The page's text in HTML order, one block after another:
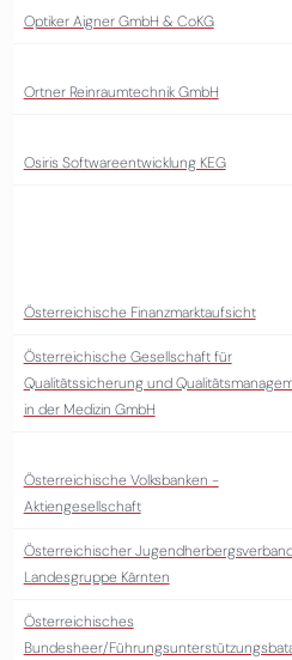
Optiker Aigner GmbH & CoKG
Ortner Reinraumtechnik GmbH
Osiris Softwareentwicklung KEG
Österreichische Finanzmarktaufsicht
Österreichische Gesellschaft für
Qualitätssicherung und
in der Medizin GmbH
Österreichische Volksbanken -
Aktiengesellschaft
Österreichischer
Landesgruppe Kärnten
Österreichisches
Bundesheer/